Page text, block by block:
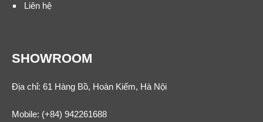
Liên hệ
SHOWROOM
Địa chỉ: 61 Hàng Bồ, Hoàn Kiếm, Hà Nội
Mobile: (+84) 942261688